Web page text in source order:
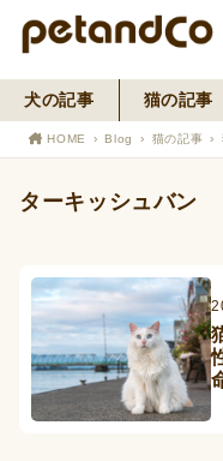
ペ
犬の記事 猫の記事
HOME Blog 猫の記事
ターキッシュバン